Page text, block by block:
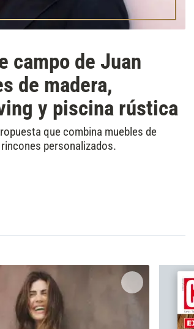
campo de Juan
de madera,
y piscina rústica
que combina muebles de
personalizados.